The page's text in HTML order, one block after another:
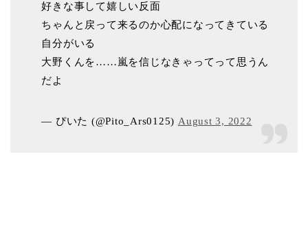
好きな事して嬉しい反面
ちゃんと戻って来るのか心配になってきている
自分がいる
大野くんを……嵐を信じなきゃってって思うん
だよ
— ぴいた (@Pito_Ars0125) August 3, 2022